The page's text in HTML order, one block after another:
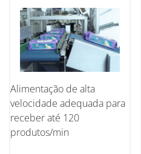
Alimentação de alta
velocidade adequada para
receber até 120
produtos/min